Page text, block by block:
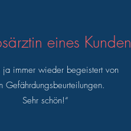
eines Kunden
ja immer wieder begeistert von
Gefährdungsbeurteilungen.
Sehr schön!“